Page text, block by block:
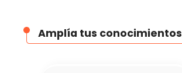
Amplía tus conocimientos